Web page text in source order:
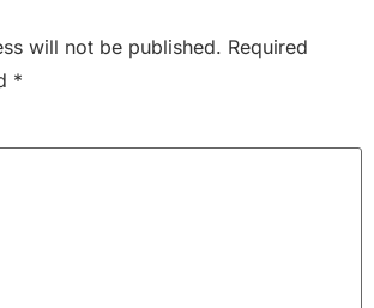
will not be published. Required
*